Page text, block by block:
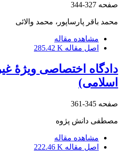
صفحه 327-344
محمد باقر پارساپور، محمد والائی
مشاهده مقاله
اصل مقاله 285.42 K
دادگاه اختصاصی ویژۀ
اسلامی)
صفحه 345-361
مصطفی دانش پژوه
مشاهده مقاله
اصل مقاله 222.46 K